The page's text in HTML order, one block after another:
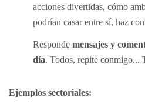
acciones divertidas, cómo
podrían casar entre sí, haz
Responde mensajes y
día. Todos, repite conmigo...
Ejemplos sectoriales: